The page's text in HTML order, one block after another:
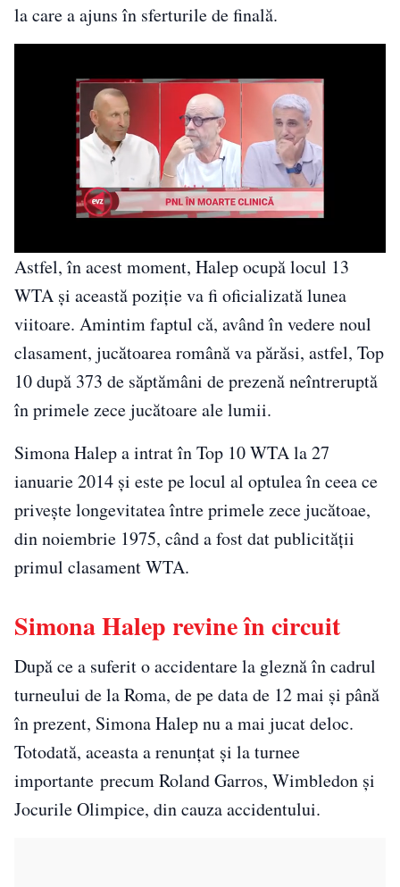
la care a ajuns în sferturile de finală.
Astfel, în acest moment, Halep ocupă locul 13
WTA şi această poziţie va fi oficializată lunea
viitoare. Amintim faptul că, având în vedere noul
clasament, jucătoarea română va părăsi, astfel, Top
10 după 373 de săptămâni de prezenă neîntreruptă
în primele zece jucătoare ale lumii.
Simona Halep a intrat în Top 10 WTA la 27
ianuarie 2014 şi este pe locul al optulea în ceea ce
priveşte longevitatea între primele zece jucătoae,
din noiembrie 1975, când a fost dat publicităţii
primul clasament WTA.
Simona Halep revine în circuit
După ce a suferit o accidentare la gleznă în cadrul
turneului de la Roma, de pe data de 12 mai și până
în prezent, Simona Halep nu a mai jucat deloc.
Totodată, aceasta a renunțat și la turnee
importante precum Roland Garros, Wimbledon şi
Jocurile Olimpice, din cauza accidentului.